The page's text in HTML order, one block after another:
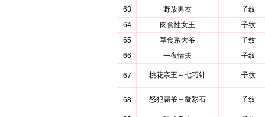
63
野放男友
子纹
64
肉食性女王
子纹
65
草食系大爷
子纹
66
一夜情夫 子纹
67 桃花亲王～七巧针 子纹
68 怒犯霸爷～凝彩石 子纹